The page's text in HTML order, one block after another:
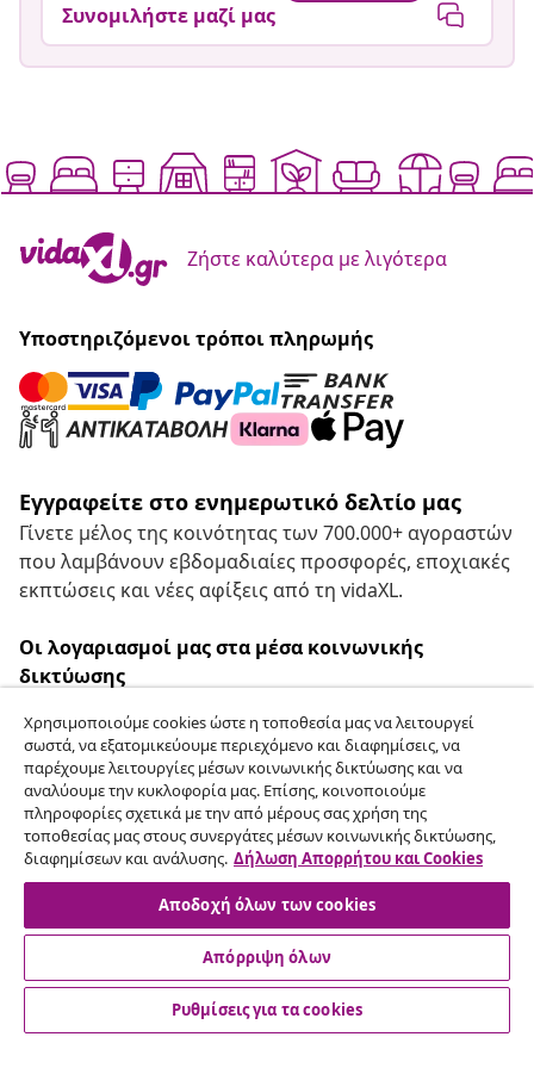
Συνομιλήστε μαζί μας
Ζήστε καλύτερα με λιγότερα
Υποστηριζόμενοι τρόποι πληρωμής
Εγγραφείτε στο ενημερωτικό δελτίο μας
Γίνετε μέλος της κοινότητας των 700.000+ αγοραστών
που λαμβάνουν εβδομαδιαίες προσφορές, εποχιακές
εκπτώσεις και νέες αφίξεις από τη vidaXL.
Οι λογαριασμοί μας στα μέσα κοινωνικής
δικτύωσης
Υπαναχώρηση από τη σύμβαση
Υποβάλετε αίτημα υπαναχώρησης για την
παραγγελία σας.
Υπαναχώρηση από τη σύμβαση
Εξυπηρέτηση πελατών
Χρησιμοποιούμε cookies ώστε η τοποθεσία μας να λειτουργεί
σωστά, να εξατομικεύουμε περιεχόμενο και διαφημίσεις, να
παρέχουμε λειτουργίες μέσων κοινωνικής δικτύωσης και να
αναλύουμε την κυκλοφορία μας. Επίσης, κοινοποιούμε
πληροφορίες σχετικά με την από μέρους σας χρήση της
τοποθεσίας μας στους συνεργάτες μέσων κοινωνικής δικτύωσης,
διαφημίσεων και ανάλυσης. Δήλωση Απορρήτου και Cookies
Αποδοχή όλων των cookies
Απόρριψη όλων
Ρυθμίσεις για τα cookies